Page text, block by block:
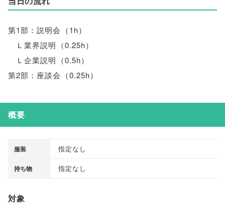
第1部：説明会 （1h）
Ｌ業界説明 （0.25h）
Ｌ企業説明 （0.5h）
第2部：座談会 （0.25h）
概要
服装 指定なし
持ち物 指定なし
対象